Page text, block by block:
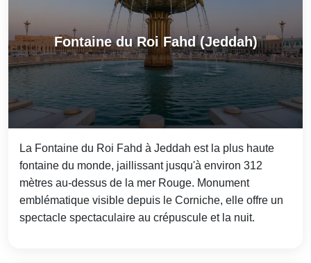
Fontaine du Roi Fahd (Jeddah)
La Fontaine du Roi Fahd à Jeddah est la plus haute
fontaine du monde, jaillissant jusqu'à environ 312
mètres au-dessus de la mer Rouge. Monument
emblématique visible depuis le Corniche, elle offre un
spectacle spectaculaire au crépuscule et la nuit.